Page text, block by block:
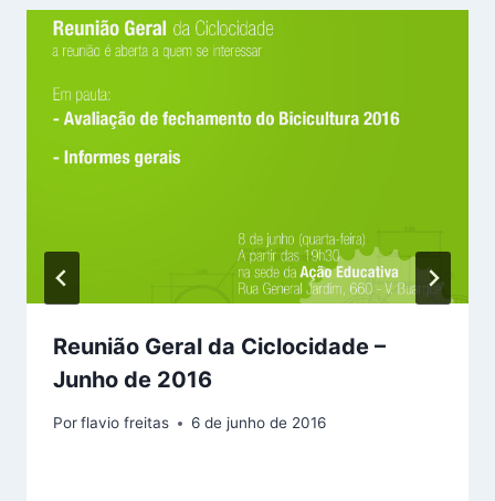
Reunião Geral da Ciclocidade –
Junho de 2016
Porflavio freitas 6 de junho de 2016